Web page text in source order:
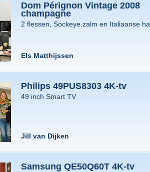
Dom Pérignon Vintage 2008
champagne
2 flessen, Sockeye zalm en Italiaanse
Els Matthijssen
Philips 49PUS8303 4K-tv
49 inch Smart TV
Jill van Dijken
Samsung QE50Q60T 4K-tv